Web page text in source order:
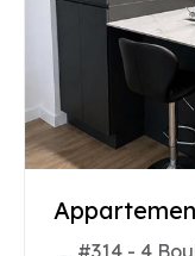
#314 - 4